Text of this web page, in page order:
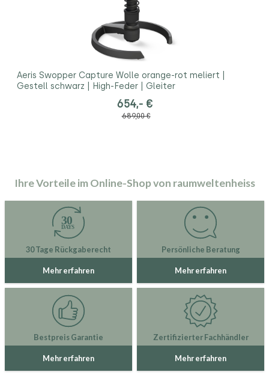
Aeris Swopper Capture Wolle orange-rot meliert |
Gestell schwarz | High-Feder | Gleiter
654,- €
689,00 €
Ihre Vorteile im Online-Shop von raumweltenheiss
30 Tage Rückgaberecht
Mehr erfahren
Persönliche Beratung
Mehr erfahren
Bestpreis Garantie
Mehr erfahren
Zertifizierter Fachhändler
Mehr erfahren